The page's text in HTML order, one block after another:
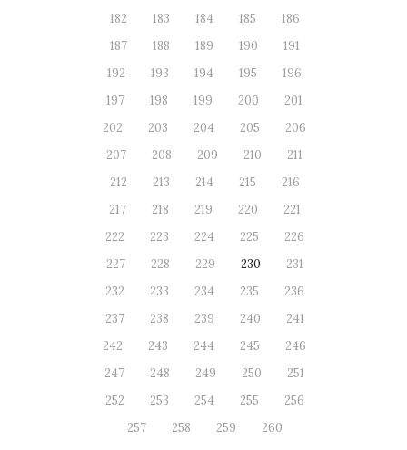
182
183 184 185
186
187
188 189 190
191
192
193 194 195
196
197
198 199 200
201
202
203 204 205
206
207
208 209 210
211
212
213 214 215
216
217
218 219 220
221
222
223 224 225
226
227
228 229 230
231
232
233 234 235
236
237
238 239 240
241
242
243 244 245
246
247
248 249 250
251
252
253 254 255
256
257
258 259 260